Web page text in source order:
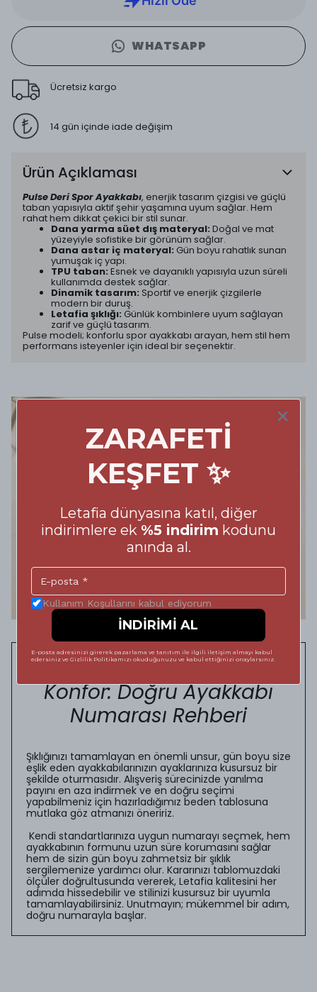
WHATSAPP
Ücretsiz kargo
14 gün içinde iade değişim
Ürün Açıklaması
Pulse Deri Spor Ayakkabı, enerjik tasarım çizgisi ve güçlü
taban yapısıyla aktif şehir yaşamına uyum sağlar. Hem
rahat hem dikkat çekici bir stil sunar.
Dana yarma süet dış materyal: Doğal ve mat
yüzeyiyle sofistike bir görünüm sağlar.
Dana astar iç materyal: Gün boyu rahatlık sunan
yumuşak iç yapı.
TPU taban: Esnek ve dayanıklı yapısıyla uzun süreli
kullanımda destek sağlar.
Dinamik tasarım: Sportif ve enerjik çizgilerle
modern bir duruş.
Letafia şıklığı: Günlük kombinlere uyum sağlayan
zarif ve güçlü tasarım.
Pulse modeli; konforlu spor ayakkabı arayan, hem stil hem
performans isteyenler için ideal bir seçenektir.
Adımlarınızda Kusursuz
Konfor: Doğru Ayakkabı
Numarası Rehberi
Şıklığınızı tamamlayan en önemli unsur, gün boyu size
eşlik eden ayakkabılarınızın ayaklarınıza kusursuz bir
şekilde oturmasıdır. Alışveriş sürecinizde yanılma
payını en aza indirmek ve en doğru seçimi
yapabilmeniz için hazırladığımız beden tablosuna
mutlaka göz atmanızı öneririz.
Kendi standartlarınıza uygun numarayı seçmek, hem
ayakkabının formunu uzun süre korumasını sağlar
hem de sizin gün boyu zahmetsiz bir şıklık
sergilemenize yardımcı olur. Kararınızı tablomuzdaki
ölçüler doğrultusunda vererek, Letafia kalitesini her
adımda hissedebilir ve stilinizi kusursuz bir uyumla
tamamlayabilirsiniz. Unutmayın; mükemmel bir adım,
doğru numarayla başlar.
ZARAFETİ
KEŞFET ✨
Letafia dünyasına katıl, diğer
indirimlere ek %5 indirim kodunu
anında al.
Kullanım Koşullarını kabul ediyorum
İNDİRİMİ AL
E-posta adresinizi girerek pazarlama ve tanıtım ile ilgili iletişim almayı kabul
edersiniz ve Gizlilik Politikamızı okuduğunuzu ve kabul ettiğinizi onaylarsınız.